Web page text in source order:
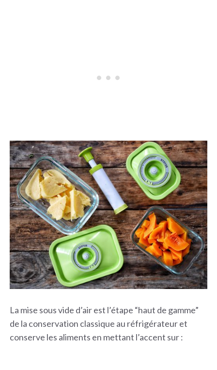
La mise sous vide d’air est l’étape “haut de gamme”
de la conservation classique au réfrigérateur et
conserve les aliments en mettant l’accent sur :